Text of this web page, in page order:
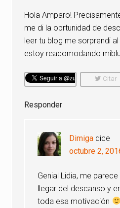
Hola Amparo!
me di la oprtunidad de
leer tu blog me sorprendi
estoy reacomodando
Citar
Responder
Dimiga dice
octubre 2,
Genial Lidia, me
llegar del descanso y
toda esa motivación